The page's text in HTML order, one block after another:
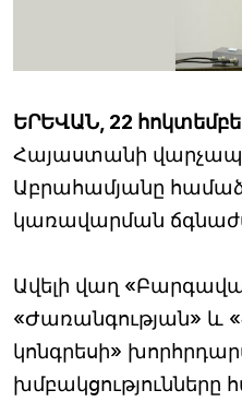
ԵՐԵՎԱՆ, 22
Հայաստանի
Աբրահամյանը
կառավարման
Ավելի վաղ
«Ժառանգության» և
կոնգրեսի»
խմբակցությունները